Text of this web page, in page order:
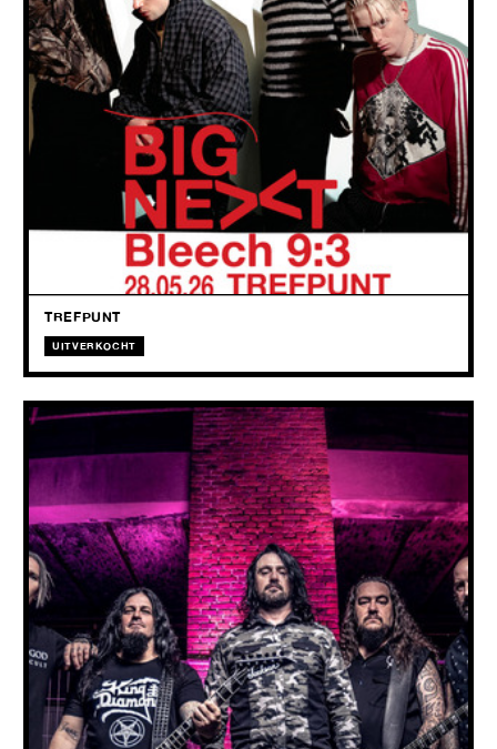
28.05
2026
De weg vooruit zit vol mogelijkheden maar het feit dat de band
bestaat, bewijst dat uit as iets moedig en onbevreesd kan herrijzen.
TREFPUNT
UITVERKOCHT
28.05
2026
CHANNEL ZERO
Laatste club show!